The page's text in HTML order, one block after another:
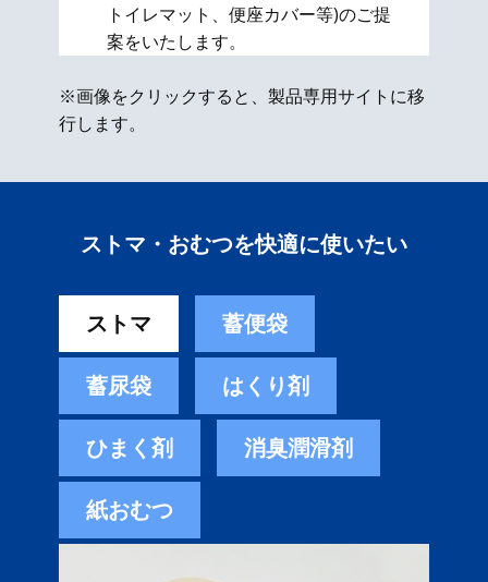
トイレマット、便座カバー等)のご提
案をいたします。
※画像をクリックすると、製品専用サイトに移
行します。
ストマ・おむつを快適に使いたい
ストマ 蓄便袋
蓄尿袋 はくり剤
ひまく剤 消臭潤滑剤
紙おむつ